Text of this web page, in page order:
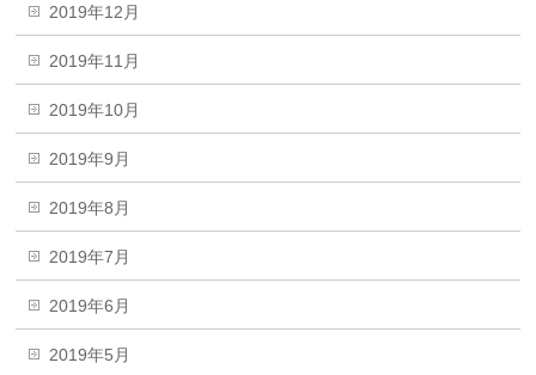
2019年12月
2019年11月
2019年10月
2019年9月
2019年8月
2019年7月
2019年6月
2019年5月